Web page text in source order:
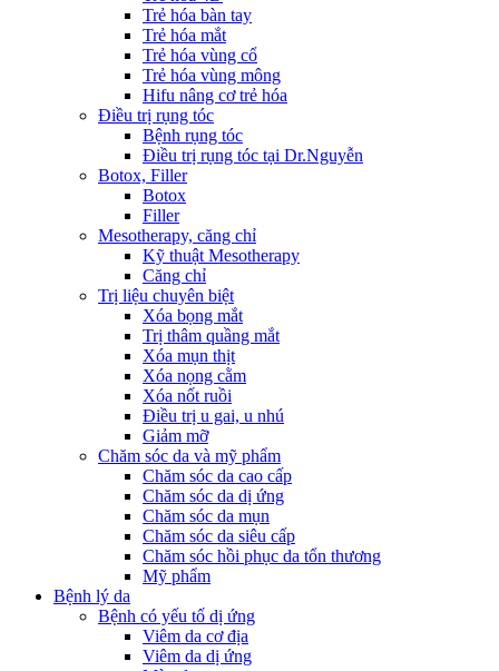
Trẻ hóa bàn tay
Trẻ hóa mắt
Trẻ hóa vùng cổ
Trẻ hóa vùng mông
Hifu nâng cơ trẻ hóa
Điều trị rụng tóc
Bệnh rụng tóc
Điều trị rụng tóc tại Dr.Nguyễn
Botox, Filler
Botox
Filler
Mesotherapy, căng chỉ
Kỹ thuật Mesotherapy
Căng chỉ
Trị liệu chuyên biệt
Xóa bọng mắt
Trị thâm quầng mắt
Xóa mụn thịt
Xóa nọng cằm
Xóa nốt ruồi
Điều trị u gai, u nhú
Giảm mỡ
Chăm sóc da và mỹ phẩm
Chăm sóc da cao cấp
Chăm sóc da dị ứng
Chăm sóc da mụn
Chăm sóc da siêu cấp
Chăm sóc hồi phục da tổn thương
Mỹ phẩm
Bệnh lý da
Bệnh có yếu tố dị ứng
Viêm da cơ địa
Viêm da dị ứng